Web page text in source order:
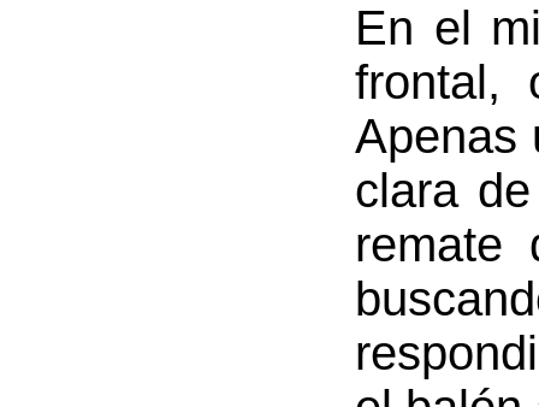
En el
frontal,
Apenas
clara
remate